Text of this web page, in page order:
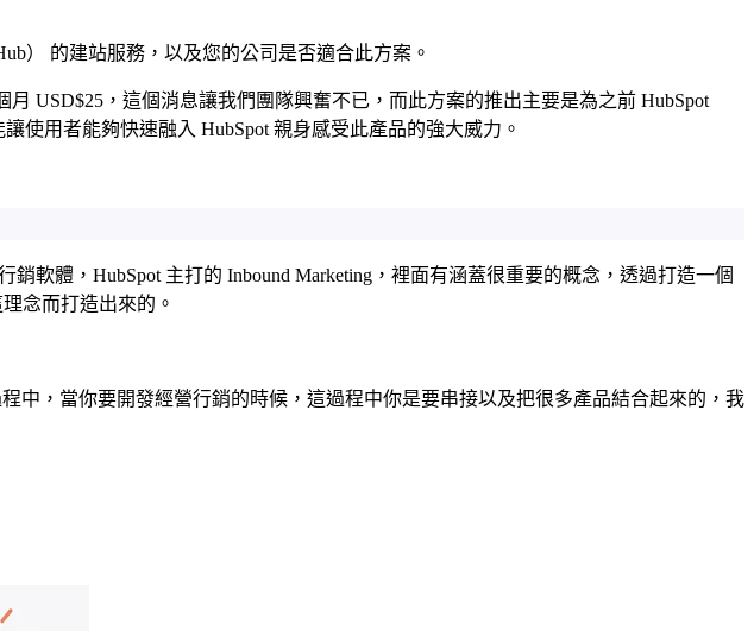
） 的建站服務，以及您的公司是否適合此方案。
月 USD$25，這個消息讓我們團隊興奮不已，而此方案的推出主要是為之前 HubSpot
使用者能夠快速融入 HubSpot 親身感受此產品的強大威力。
軟體，HubSpot 主打的 Inbound Marketing，裡面有涵蓋很重要的概念，透過打造一個
念而打造出來的。
中，當你要開發經營行銷的時候，這過程中你是要串接以及把很多產品結合起來的，我